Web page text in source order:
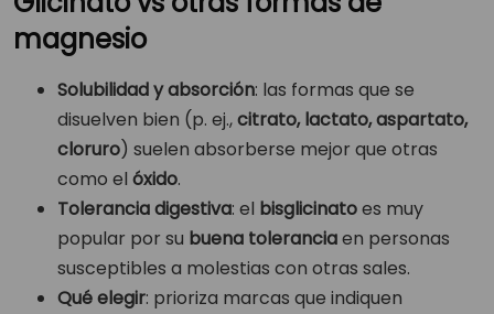
magnesio
Solubilidad y absorción: las formas que se
disuelven bien (p. ej.,citrato, lactato, aspartato,
cloruro) suelen absorberse mejor que otras
como el óxido.
Tolerancia digestiva: el bisglicinatoes muy
popular por su buena toleranciaen personas
susceptibles a molestias con otras sales.
Qué elegir: prioriza marcas que indiquen